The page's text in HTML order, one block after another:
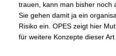
trauen, kann man bisher noch
Sie gehen damit ja ein
Risiko ein. OPES zeigt hier
für weitere Konzepte dieser Art